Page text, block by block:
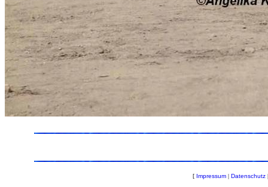
[ Impressum | Datenschutz